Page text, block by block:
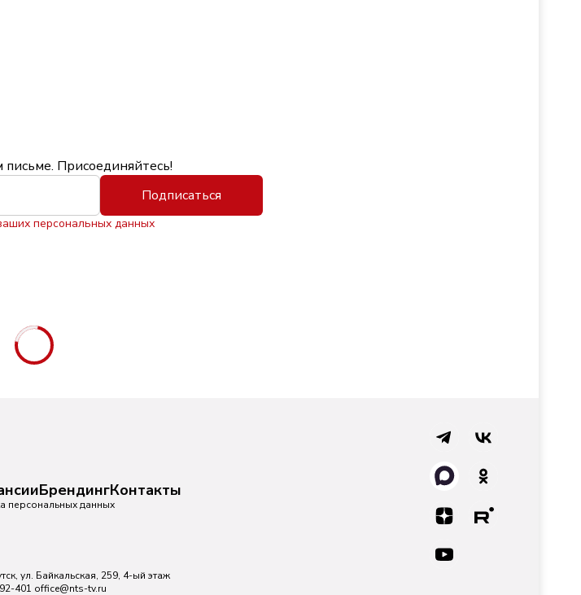
Присоединяйтесь!
Подписаться
персональных данных
БрендингКонтакты
персональных данных
ул. Байкальская, 259, 4-ый этаж
401 office@nts-tv.ru